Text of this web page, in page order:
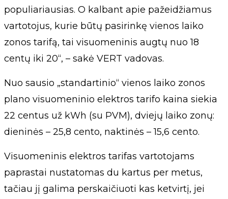
populiariausias. O kalbant apie pažeidžiamus
vartotojus, kurie būtų pasirinkę vienos laiko
zonos tarifą, tai visuomeninis augtų nuo 18
centų iki 20“, – sakė VERT vadovas.
Nuo sausio „standartinio“ vienos laiko zonos
plano visuomeninio elektros tarifo kaina siekia
22 centus už kWh (su PVM), dviejų laiko zonų:
dieninės – 25,8 cento, naktinės – 15,6 cento.
Visuomeninis elektros tarifas vartotojams
paprastai nustatomas du kartus per metus,
tačiau jį galima perskaičiuoti kas ketvirtį, jei